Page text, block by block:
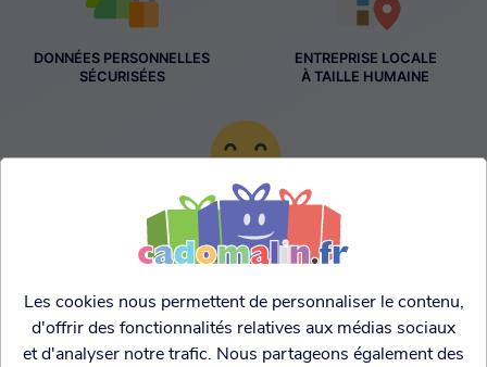
DONNÉES PERSONNELLES
SÉCURISÉES
ENTREPRISE LOCALE
À TAILLE HUMAINE
TARIFS AGRESSIFS &
FRANCO LEGER
Les cookies nous permettent de personnaliser le contenu,
d'offrir des fonctionnalités relatives aux médias sociaux
et d'analyser notre trafic. Nous partageons également des